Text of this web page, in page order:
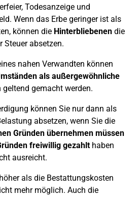
Todesanzeige und
Wenn das Erbe geringer ist als
können die Hinterbliebenen die
Steuer absetzen.
nahen Verwandten können
als außergewöhnliche
geltend gemacht werden.
können Sie nur dann als
absetzen, wenn Sie die
Gründen übernehmen müssen
freiwillig gezahlthaben
ausreicht.
als die Bestattungskosten
mehr möglich. Auch die